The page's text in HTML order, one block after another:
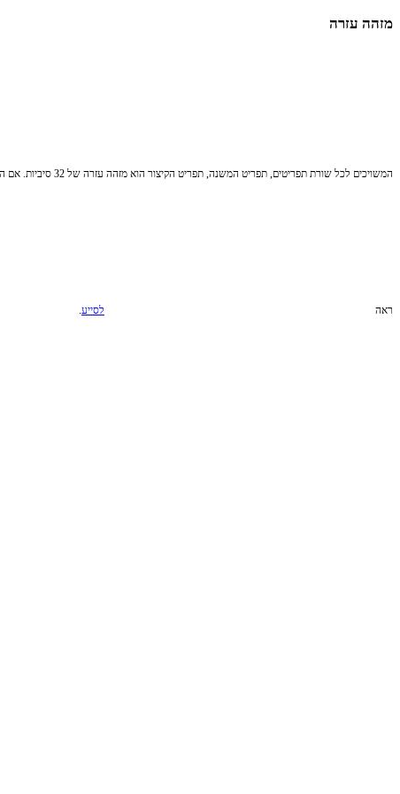
מזהה עזרה
המשויכים לכל שורת תפריטים, תפריט המשנה, תפריט הקיצור הוא מזהה עזרה של 32 סיביות. אם המשתמש יקיש על מקש f1 בזמן התפריט פעיל, ערך זה נשלח אל חלון הבעלים כחלק
ראה לסייע.